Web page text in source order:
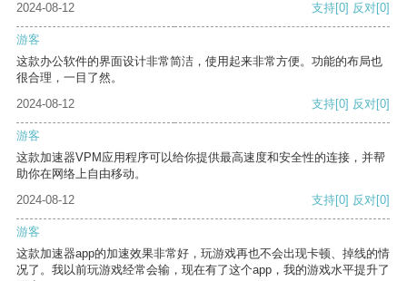
2024-08-12
支持[0] 反对[0]
游客
这款办公软件的界面设计非常简洁，使用起来非常方便。功能的布局也
很合理，一目了然。
2024-08-12
支持[0] 反对[0]
游客
这款加速器VPM应用程序可以给你提供最高速度和安全性的连接，并帮
助你在网络上自由移动。
2024-08-12
支持[0] 反对[0]
游客
这款加速器app的加速效果非常好，玩游戏再也不会出现卡顿、掉线的情
况了。我以前玩游戏经常会输，现在有了这个app，我的游戏水平提升了